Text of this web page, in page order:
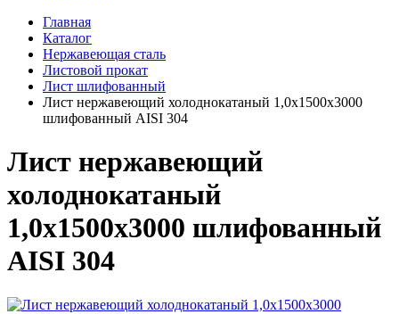
Главная
Каталог
Нержавеющая сталь
Листовой прокат
Лист шлифованный
Лист нержавеющий холоднокатаный 1,0х1500х3000
шлифованный AISI 304
Лист нержавеющий
холоднокатаный
1,0х1500х3000 шлифованный
AISI 304